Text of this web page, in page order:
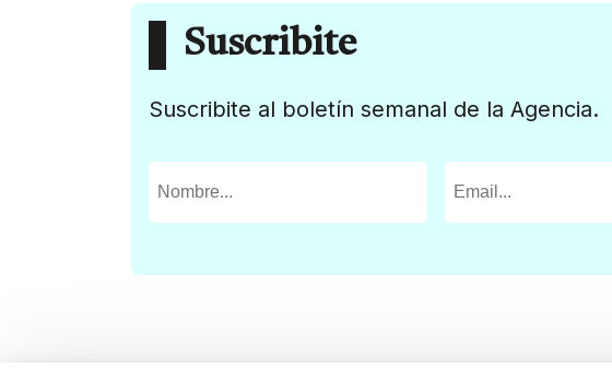
Suscribite
Suscribite al boletín semanal de la Agencia.